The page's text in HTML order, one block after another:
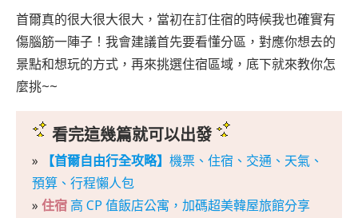
首爾韓屋住宿推薦
▍Hanok Hotel Daam
▍고운 Gowoon
仁川機場周邊飯店推薦
▍Darakhyu 閣樓休 다락휴
▍ibis Style Ambassador Incheon Airport T2 仁川機場
二航宜必思尚品大使酒店
▍Golden Tulip Incheon Airport Hotel and Suites 金色
鬱金香仁川機場酒店
首爾真的很大很大很大，當初在訂住宿的時候我也確實有
傷腦筋一陣子！我會建議首先要看懂分區，對應你想去的
景點和想玩的方式，再來挑選住宿區域，底下就來教你怎
麼挑~~
看完這幾篇就可以出發
» 【首爾自由行全攻略】 機票、住宿、交通、天氣、
預算、行程懶人包
» 住宿 高 CP 值飯店公寓，加碼超美韓屋旅館分享